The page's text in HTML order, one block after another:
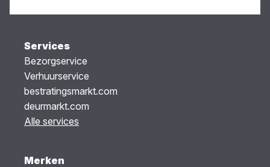
Services
Bezorgservice
Verhuurservice
bestratingsmarkt.com
deurmarkt.com
Alle services
Merken